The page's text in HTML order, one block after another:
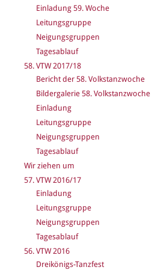
Einladung 59. Woche
Leitungsgruppe
Neigungsgruppen
Tagesablauf
58. VTW 2017/18
Bericht der 58. Volkstanzwoche
Bildergalerie 58. Volkstanzwoche
Einladung
Leitungsgruppe
Neigungsgruppen
Tagesablauf
Wir ziehen um
57. VTW 2016/17
Einladung
Leitungsgruppe
Neigungsgruppen
Tagesablauf
56. VTW 2016
Dreikönigs-Tanzfest